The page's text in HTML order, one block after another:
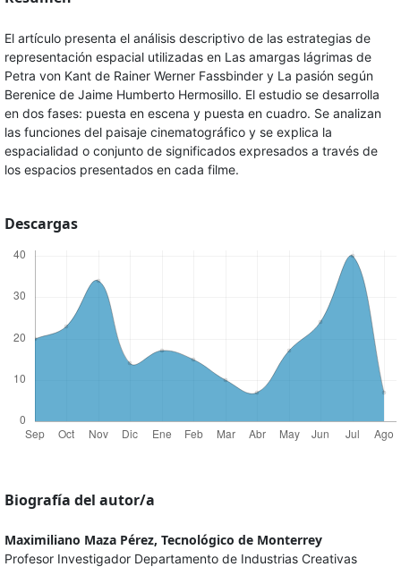
El artículo presenta el análisis descriptivo de las estrategias de
representación espacial utilizadas en Las amargas lágrimas de
Petra von Kant de Rainer Werner Fassbinder y La pasión según
Berenice de Jaime Humberto Hermosillo. El estudio se desarrolla
en dos fases: puesta en escena y puesta en cuadro. Se analizan
las funciones del paisaje cinematográfico y se explica la
espacialidad o conjunto de significados expresados a través de
los espacios presentados en cada filme.
Descargas
Biografía del autor/a
Maximiliano Maza Pérez, Tecnológico de Monterrey
Profesor Investigador Departamento de Industrias Creativas